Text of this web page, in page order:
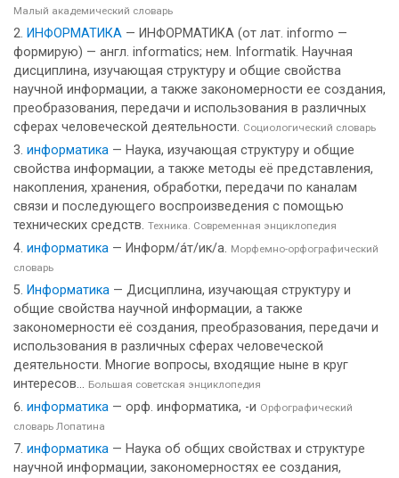
Малый академический словарь
ИНФОРМАТИКА — ИНФОРМАТИКА (от лат. informo —
формирую) — англ. informatics; нем. Informatik. Научная
дисциплина, изучающая структуру и общие свойства
научной информации, а также закономерности ее создания,
преобразования, передачи и использования в различных
сферах человеческой деятельности. Социологический словарь
информатика — Наука, изучающая структуру и общие
свойства информации, а также методы её представления,
накопления, хранения, обработки, передачи по каналам
связи и последующего воспроизведения с помощью
технических средств. Техника. Современная энциклопедия
информатика — Информ/а́т/ик/а. Морфемно-орфографический
словарь
Информатика — Дисциплина, изучающая структуру и
общие свойства научной информации, а также
закономерности её создания, преобразования, передачи и
использования в различных сферах человеческой
деятельности. Многие вопросы, входящие ныне в круг
интересов... Большая советская энциклопедия
информатика — орф. информатика, -и Орфографический
словарь Лопатина
информатика — Наука об общих свойствах и структуре
научной информации, закономерностях ее создания,